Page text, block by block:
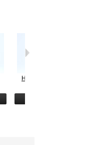
Hanko en...